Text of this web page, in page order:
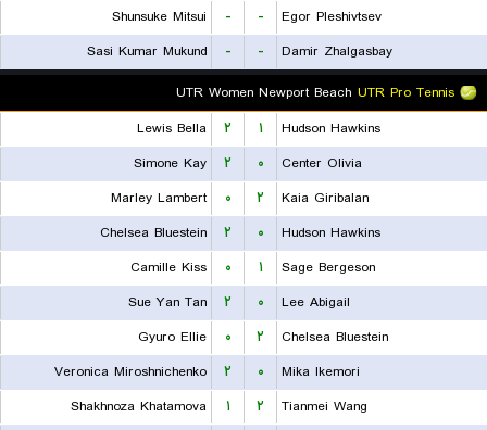
Egor Pleshivtsev
-
-
Shunsuke Mitsui
Damir Zhalgasbay
-
-
Sasi Kumar Mukund
UTR Pro Tennis
UTR Women Newport Beach
Hudson Hawkins
۱ ۲
Lewis Bella
Center Olivia
۰ ۲
Simone Kay
Kaia Giribalan
۲ ۰
Marley Lambert
Hudson Hawkins
۰ ۲
Chelsea Bluestein
Sage Bergeson
۱ ۰
Camille Kiss
Lee Abigail
۰ ۲
Sue Yan Tan
Chelsea Bluestein
۲ ۰
Gyuro Ellie
Mika Ikemori
۰ ۲
Veronica Miroshnichenko
Tianmei Wang
۲ ۱
Shakhnoza Khatamova